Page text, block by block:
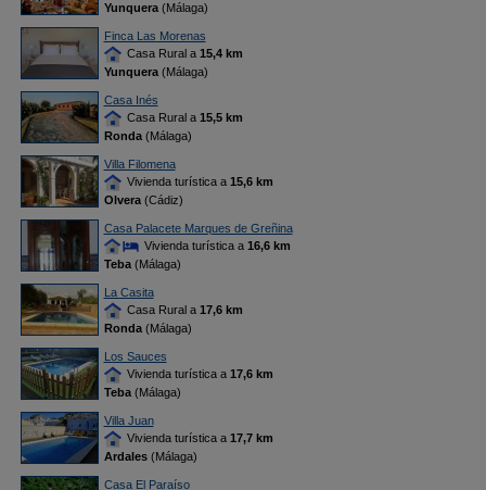
Yunquera(Málaga)
Finca Las Morenas
Casa Rural a 15,4 km
Yunquera(Málaga)
Casa Inés
Casa Rural a 15,5 km
Ronda(Málaga)
Villa Filomena
Vivienda turística a 15,6 km
Olvera(Cádiz)
Casa Palacete Marques de Greñina
Vivienda turística a 16,6 km
Teba(Málaga)
La Casita
Casa Rural a 17,6 km
Ronda(Málaga)
Los Sauces
Vivienda turística a 17,6 km
Teba(Málaga)
Villa Juan
Vivienda turística a 17,7 km
Ardales(Málaga)
Casa El Paraíso